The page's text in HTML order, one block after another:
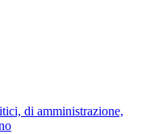
di amministrazione,